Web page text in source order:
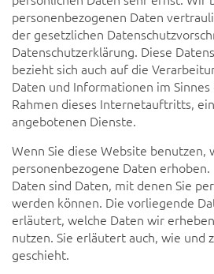
personenbezogenen Daten
der gesetzlichen
Datenschutzerklärung. Diese
bezieht sich auch auf die
Daten und Informationen im Sinnes
Rahmen dieses Internetauftritts,
angebotenen Dienste.
Wenn Sie diese Website benutzen,
personenbezogene Daten
Daten sind Daten, mit denen Sie
werden können. Die vorliegende
erläutert, welche Daten wir
nutzen. Sie erläutert auch, wie und
geschieht.